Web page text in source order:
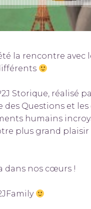
la rencontre avec
Storique, réalisé
des Questions et
humains
plus grand plaisir
dans nos cœurs !